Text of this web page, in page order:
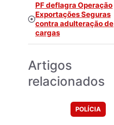
PF deflagra Operação
Exportações Seguras
contra adulteração de
cargas
Artigos
relacionados
POLÍCIA